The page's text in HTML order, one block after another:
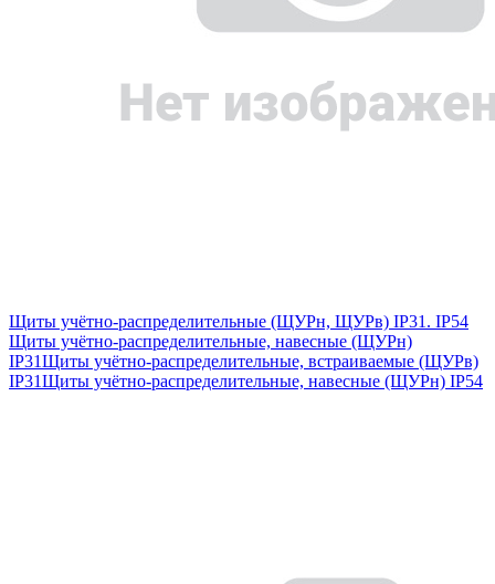
Щиты учётно-распределительные (ЩУРн, ЩУРв) IP31. IP54
Щиты учётно-распределительные, навесные (ЩУРн)
IP31Щиты учётно-распределительные, встраиваемые (ЩУРв)
IP31Щиты учётно-распределительные, навесные (ЩУРн) IP54